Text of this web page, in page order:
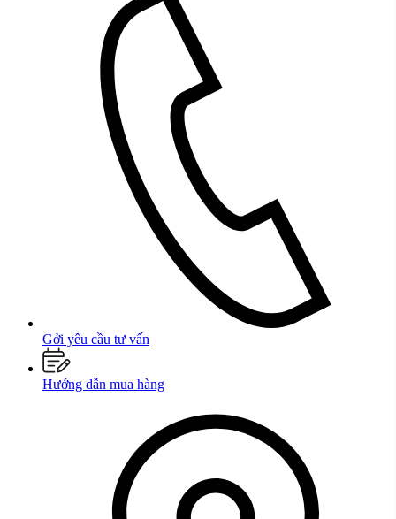
Gởi yêu cầu tư vấn
Hướng dẫn mua hàng